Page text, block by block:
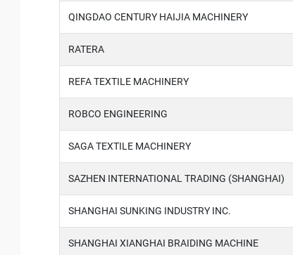
QINGDAO CENTURY HAIJIA MACHINERY
RATERA
REFA TEXTILE MACHINERY
ROBCO ENGINEERING
SAGA TEXTILE MACHINERY
SAZHEN INTERNATIONAL TRADING (SHANGHAI)
SHANGHAI SUNKING INDUSTRY INC.
SHANGHAI XIANGHAI BRAIDING MACHINE